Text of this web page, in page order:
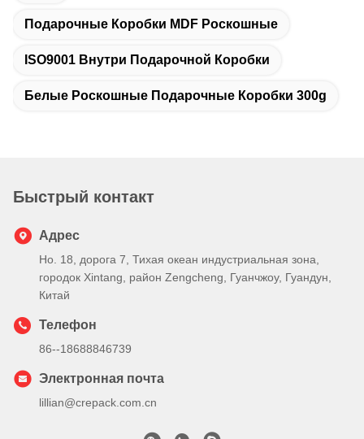
Подарочные Коробки MDF Роскошные
ISO9001 Внутри Подарочной Коробки
Белые Роскошные Подарочные Коробки 300g
Быстрый контакт
Адрес
Но. 18, дорога 7, Тихая океан индустриальная зона,
городок Xintang, район Zengcheng, Гуанчжоу, Гуандун,
Китай
Телефон
86--18688846739
Электронная почта
lillian@crepack.com.cn